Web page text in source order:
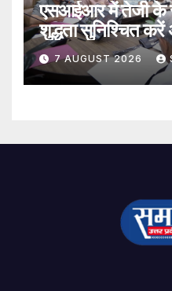
एसआईआर में तेजी के
शुद्धता सुनिश्चित करें
अभिनव शाह
7 AUGUST 2026